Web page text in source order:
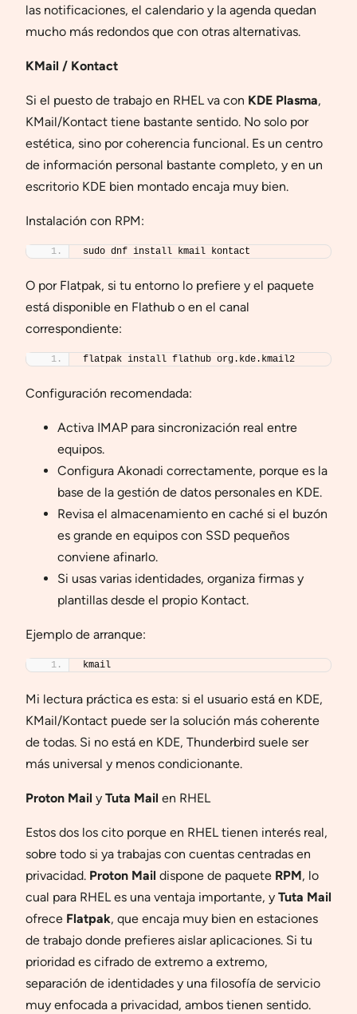
las notificaciones, el calendario y la agenda quedan
mucho más redondos que con otras alternativas.
KMail / Kontact
Si el puesto de trabajo en RHEL va con KDE Plasma,
KMail/Kontact tiene bastante sentido. No solo por
estética, sino por coherencia funcional. Es un centro
de información personal bastante completo, y en un
escritorio KDE bien montado encaja muy bien.
Instalación con RPM:
sudo dnf install kmail kontact
O por Flatpak, si tu entorno lo prefiere y el paquete
está disponible en Flathub o en el canal
correspondiente:
flatpak install flathub org.kde.kmail2
Configuración recomendada:
Activa IMAP para sincronización real entre
equipos.
Configura Akonadi correctamente, porque es la
base de la gestión de datos personales en KDE.
Revisa el almacenamiento en caché si el buzón
es grande en equipos con SSD pequeños
conviene afinarlo.
Si usas varias identidades, organiza firmas y
plantillas desde el propio Kontact.
Ejemplo de arranque:
kmail
Mi lectura práctica es esta: si el usuario está en KDE,
KMail/Kontact puede ser la solución más coherente
de todas. Si no está en KDE, Thunderbird suele ser
más universal y menos condicionante.
Proton Mail y Tuta Mail en RHEL
Estos dos los cito porque en RHEL tienen interés real,
sobre todo si ya trabajas con cuentas centradas en
privacidad. Proton Mail dispone de paquete RPM, lo
cual para RHEL es una ventaja importante, y Tuta Mail
ofrece Flatpak, que encaja muy bien en estaciones
de trabajo donde prefieres aislar aplicaciones. Si tu
prioridad es cifrado de extremo a extremo,
separación de identidades y una filosofía de servicio
muy enfocada a privacidad, ambos tienen sentido.